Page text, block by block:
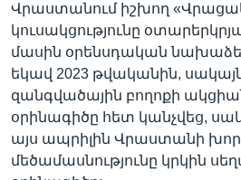
Վրաստանում իշխող
կուսակցությունը
մասին օրենսդական
եկավ 2023 թվականին,
զանգվածային բողոքի
օրինագիծը հետ կանչվեց,
այս ապրիլին Վրաստանի
մեծամասնությունը կրկին